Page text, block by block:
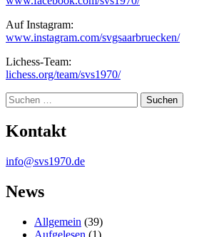
Auf Instagram:
www.instagram.com/svgsaarbruecken/
Lichess-Team:
lichess.org/team/svs1970/
Suche
Kontakt
info@svs1970.de
News
Allgemein (39)
Aufgelesen (1)